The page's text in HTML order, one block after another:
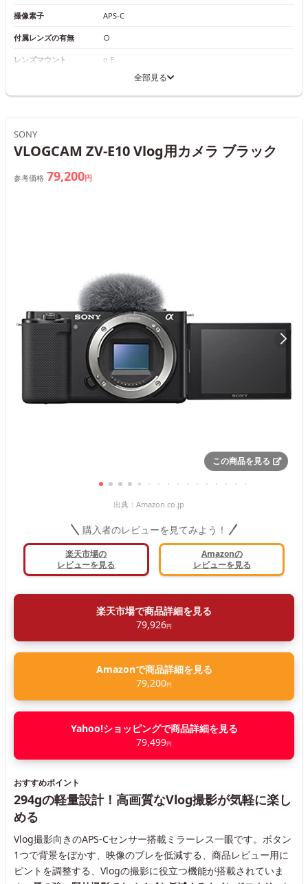
撮像素子 APS-C
付属レンズの有無 ○
レンズマウント α E
全部見る
SONY
VLOGCAM ZV-E10 Vlog用カメラ ブラック
参考価格 79,200円
この商品を見る
出典： Amazon.co.jp
購入者のレビューを見てみよう！
楽天市場の
レビューを見る
Amazonの
レビューを見る
楽天市場で商品詳細を見る
79,926円
Amazonで商品詳細を見る
79,200円
Yahoo!ショッピングで商品詳細を見る
79,499円
おすすめポイント
294gの軽量設計！高画質なVlog撮影が気軽に楽し
める
Vlog撮影向きのAPS-Cセンサー搭載ミラーレス一眼です。ボタン
1つで背景をぼかす、映像のブレを低減する、商品レビュー用に
ピントを調整する、Vlogの撮影に役立つ機能が搭載されていま